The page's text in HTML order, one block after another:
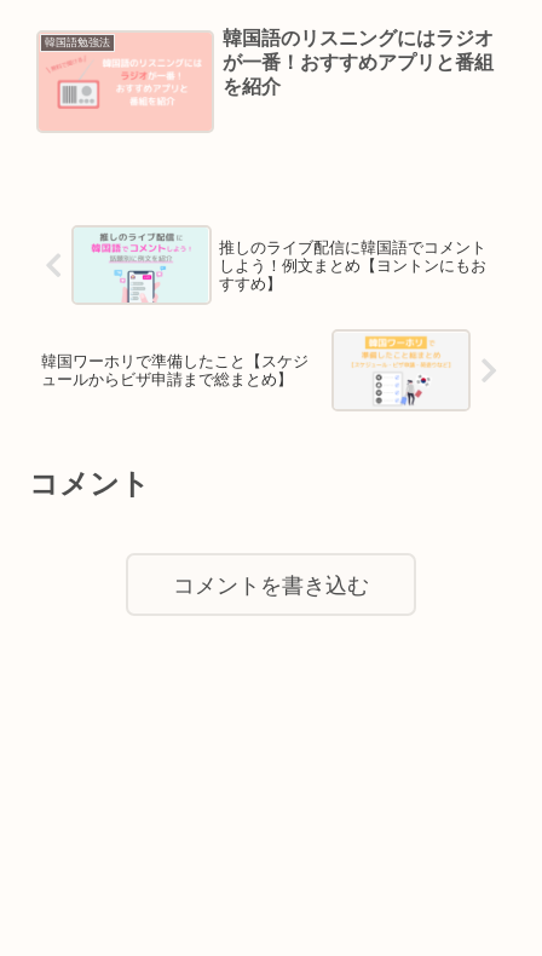
韓国語勉強法
韓国語のリスニングにはラジオ
が一番！おすすめアプリと番組
を紹介
推しのライブ配信に韓国語でコメント
しよう！例文まとめ【ヨントンにもお
すすめ】
韓国ワーホリで準備したこと【スケジ
ュールからビザ申請まで総まとめ】
コメント
コメントを書き込む